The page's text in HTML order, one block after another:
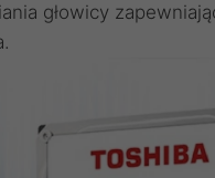
głowicy